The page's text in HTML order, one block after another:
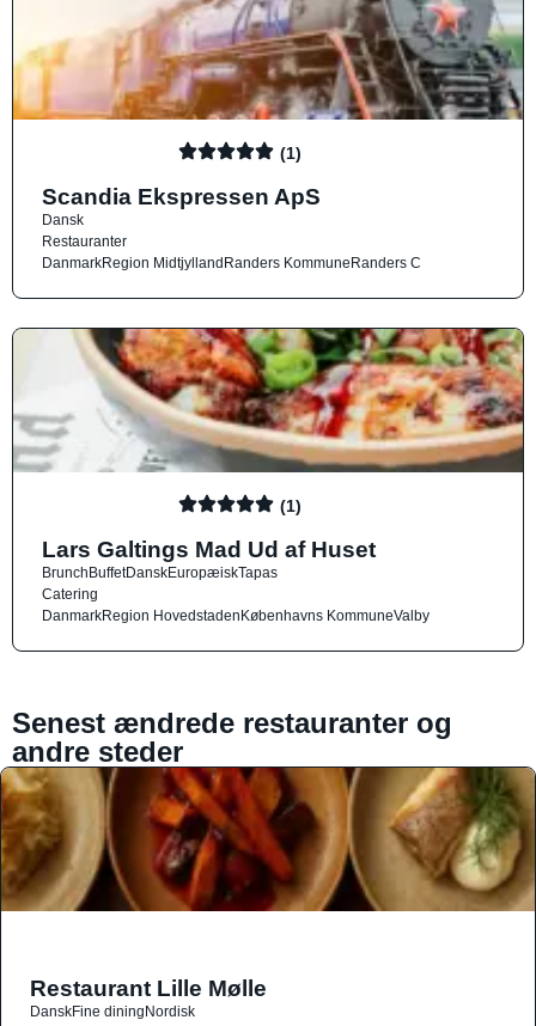
(1)
Scandia Ekspressen ApS
Dansk
Restauranter
DanmarkRegion MidtjyllandRanders KommuneRanders C
(1)
Lars Galtings Mad Ud af Huset
BrunchBuffetDanskEuropæiskTapas
Catering
DanmarkRegion HovedstadenKøbenhavns KommuneValby
Senest ændrede restauranter og
andre steder
Restaurant Lille Mølle
DanskFine diningNordisk